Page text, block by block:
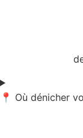
📍 Où dénicher